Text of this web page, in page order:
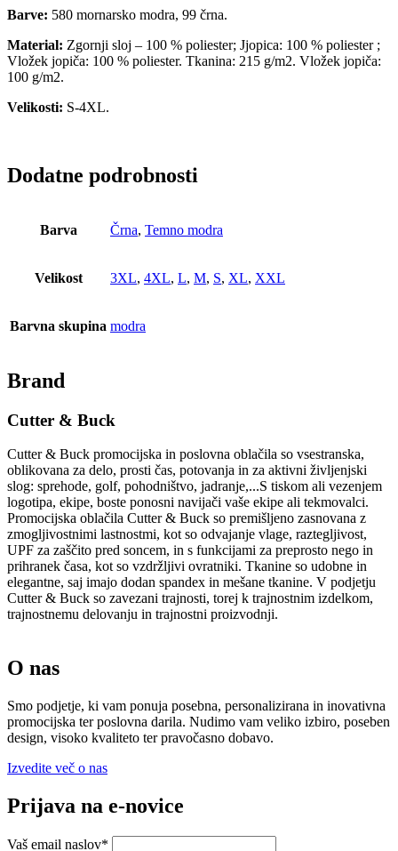
Barve: 580 mornarsko modra, 99 črna.
Material: Zgornji sloj – 100 % poliester; Jjopica: 100 % poliester ;
Vložek jopiča: 100 % poliester. Tkanina: 215 g/m2. Vložek jopiča:
100 g/m2.
Velikosti: S-4XL.
Dodatne podrobnosti
Barva Črna, Temno modra
Velikost 3XL, 4XL, L, M, S, XL, XXL
Barvna skupina modra
Brand
Cutter & Buck
Cutter & Buck promocijska in poslovna oblačila so vsestranska,
oblikovana za delo, prosti čas, potovanja in za aktivni življenjski
slog: sprehode, golf, pohodništvo, jadranje,...S tiskom ali vezenjem
logotipa, ekipe, boste ponosni navijači vaše ekipe ali tekmovalci.
Promocijska oblačila Cutter & Buck so premišljeno zasnovana z
zmogljivostnimi lastnostmi, kot so odvajanje vlage, raztegljivost,
UPF za zaščito pred soncem, in s funkcijami za preprosto nego in
prihranek časa, kot so vzdržljivi ovratniki. Tkanine so udobne in
elegantne, saj imajo dodan spandex in mešane tkanine. V podjetju
Cutter & Buck so zavezani trajnosti, torej k trajnostnim izdelkom,
trajnostnemu delovanju in trajnostni proizvodnji.
O nas
Smo podjetje, ki vam ponuja posebna, personalizirana in inovativna
promocijska ter poslovna darila. Nudimo vam veliko izbiro, poseben
design, visoko kvaliteto ter pravočasno dobavo.
Izvedite več o nas
Prijava na e-novice
Vaš email naslov*